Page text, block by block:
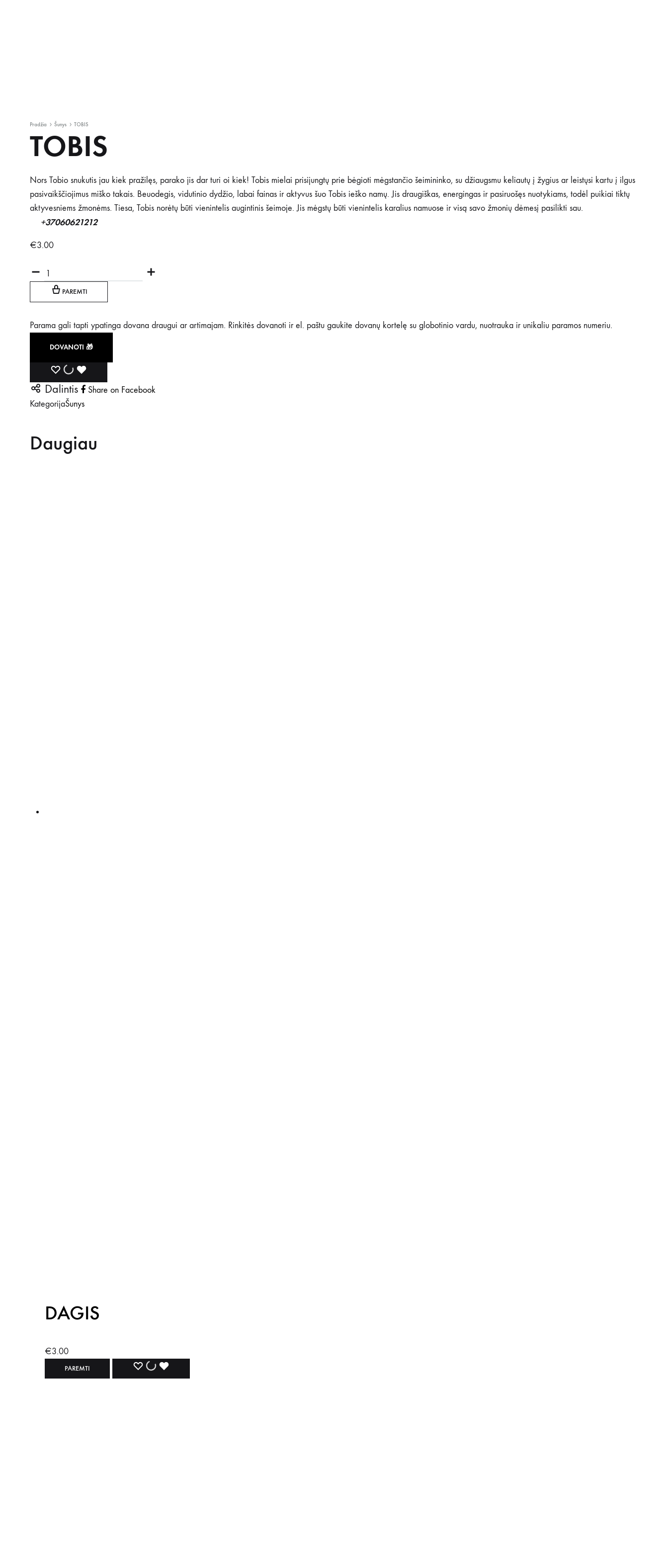
Pradžia Šunys TOBIS
TOBIS
Nors Tobio snukutis jau kiek pražilęs, parako jis dar turi oi kiek! Tobis mielai prisijungtų prie bėgioti mėgstančio šeimininko, su džiaugsmu keliautų į žygius ar leistųsi kartu į ilgus
pasivaikščiojimus miško takais. Beuodegis, vidutinio dydžio, labai fainas ir aktyvus šuo Tobis ieško namų. Jis draugiškas, energingas ir pasiruošęs nuotykiams, todėl puikiai tiktų
aktyvesniems žmonėms. Tiesa, Tobis norėtų būti vienintelis augintinis šeimoje. Jis mėgstų būti vienintelis karalius namuose ir visą savo žmonių dėmesį pasilikti sau.
+37060621212
€3.00
Kiekis
PAREMTI
Parama gali tapti ypatinga dovana draugui ar artimajam. Rinkitės dovanoti ir el. paštu gaukite dovanų kortelę su globotinio vardu, nuotrauka ir unikaliu paramos numeriu.
DOVANOTI 🎁
NORŲ
SĄRAŠAS
NORŲ
SĄRAŠASSĄRAŠAS
Dalintis
Share on Facebook
KategorijaŠunys
Daugiau
DAGIS
€3.00
PAREMTI NORŲNORŲ